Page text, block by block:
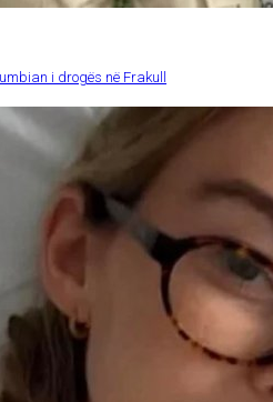
i drogës në Frakull